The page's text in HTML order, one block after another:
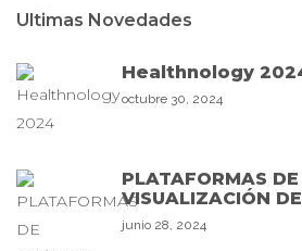
Ultimas Novedades
Healthnology
octubre 30, 2024
PLATAFORMAS
VISUALIZACIÓN
junio 28, 2024